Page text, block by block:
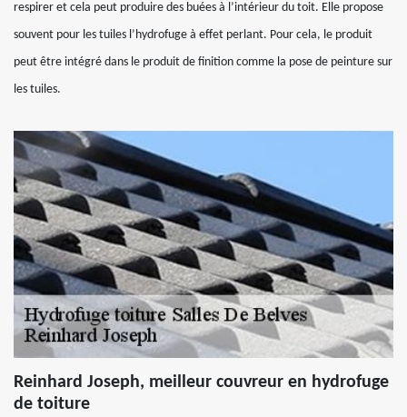
respirer et cela peut produire des buées à l’intérieur du toit. Elle propose
souvent pour les tuiles l’hydrofuge à effet perlant. Pour cela, le produit
peut être intégré dans le produit de finition comme la pose de peinture sur
les tuiles.
Reinhard Joseph, meilleur couvreur en hydrofuge
de toiture